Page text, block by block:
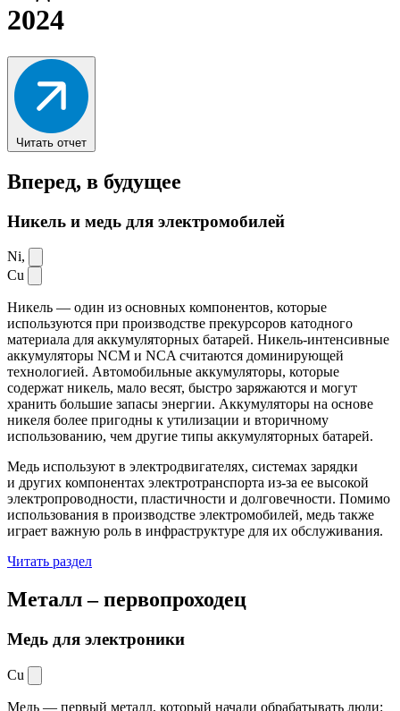
2024
Читать отчет
Вперед, в будущее
Никель и медь для электромобилей
Ni,
Cu
Никель — один из основных компонентов, которые
используются при производстве прекурсоров катодного
материала для аккумуляторных батарей. Никель-интенсивные
аккумуляторы NCM и NCA считаются доминирующей
технологией. Автомобильные аккумуляторы, которые
содержат никель, мало весят, быстро заряжаются и могут
хранить большие запасы энергии. Аккумуляторы на основе
никеля более пригодны к утилизации и вторичному
использованию, чем другие типы аккумуляторных батарей.
Медь используют в электродвигателях, системах зарядки
и других компонентах электротранспорта из-за ее высокой
электропроводности, пластичности и долговечности. Помимо
использования в производстве электромобилей, медь также
играет важную роль в инфраструктуре для их обслуживания.
Читать раздел
Металл –первопроходец
Медь для электроники
Cu
Медь — первый металл, который начали обрабатывать люди: